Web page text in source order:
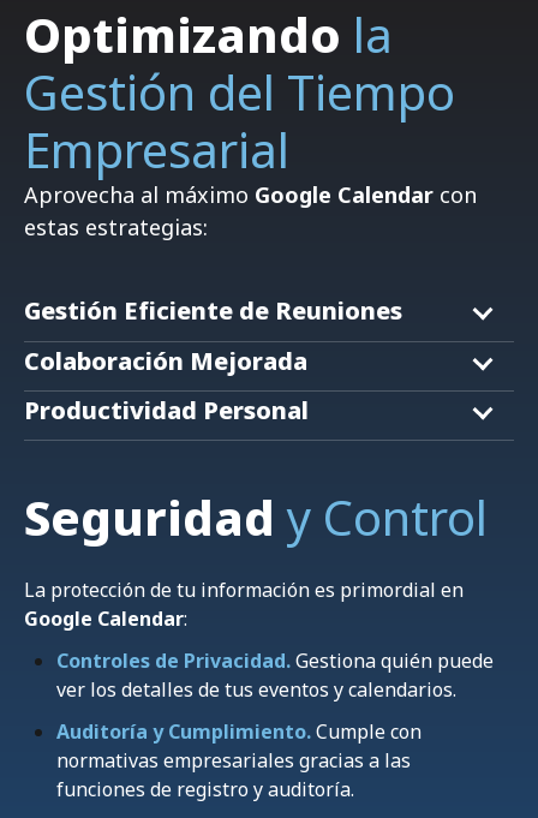
Optimizando la
Gestión del Tiempo
Empresarial
Aprovecha al máximo Google Calendar con
estas estrategias:
Gestión Eficiente de Reuniones
los participantes.
b) Aprovecha las notas de reunión integradas
para mantener un registro de decisiones y
acciones.
Colaboración Mejorada
a) Comparte calendarios con equipos
específicos para una mejor coordinación.
b) Genera enlaces de reserva para compartir.
Productividad Personal
a) Configura objetivos recurrentes para hábitos
y tareas regulares.
b) Emplea la integración con Tareas de Google
Seguridad y Control
La protección de tu información es primordial en
Google Calendar:
Controles de Privacidad.Gestiona quién puede
ver los detalles de tus eventos y calendarios.
Auditoría y Cumplimiento.Cumple con
normativas empresariales gracias a las
funciones de registro y auditoría.